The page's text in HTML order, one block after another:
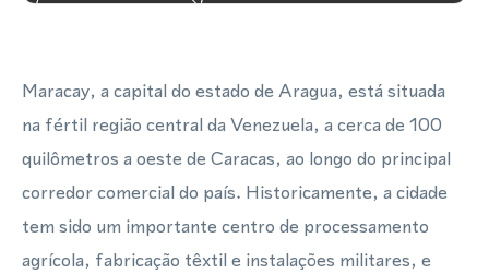
Maracay, a capital do estado de Aragua, está situada
na fértil região central da Venezuela, a cerca de 100
quilômetros a oeste de Caracas, ao longo do principal
corredor comercial do país. Historicamente, a cidade
tem sido um importante centro de processamento
agrícola, fabricação têxtil e instalações militares, e